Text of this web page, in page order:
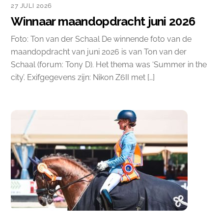
27 JULI 2026
Winnaar maandopdracht juni 2026
Foto: Ton van der Schaal De winnende foto van de
maandopdracht van juni 2026 is van Ton van der
Schaal (forum: Tony D). Het thema was ‘Summer in the
city’. Exifgegevens zijn: Nikon Z6II met […]